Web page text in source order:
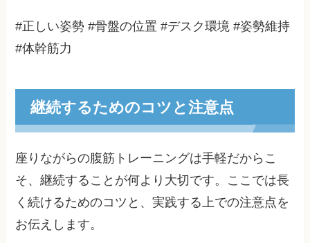
#正しい姿勢 #骨盤の位置 #デスク環境 #姿勢維持
#体幹筋力
継続するためのコツと注意点
座りながらの腹筋トレーニングは手軽だからこ
そ、継続することが何より大切です。ここでは長
く続けるためのコツと、実践する上での注意点を
お伝えします。